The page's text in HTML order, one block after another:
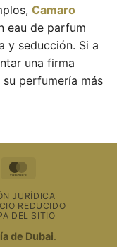
Camaro
eau de parfum
y seducción. Si a
una firma
perfumería más
JURÍDICA
REDUCIDO
DEL SITIO
de Dubai.